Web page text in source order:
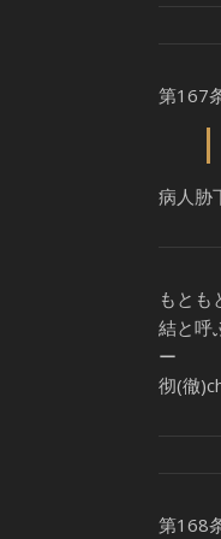
第167
病人胁
もと
結と呼
ー
彻(徹
第168